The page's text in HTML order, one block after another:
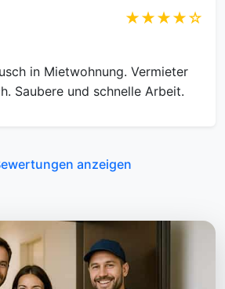
★★★★☆
in Mietwohnung. Vermieter
Saubere und schnelle Arbeit.
anzeigen